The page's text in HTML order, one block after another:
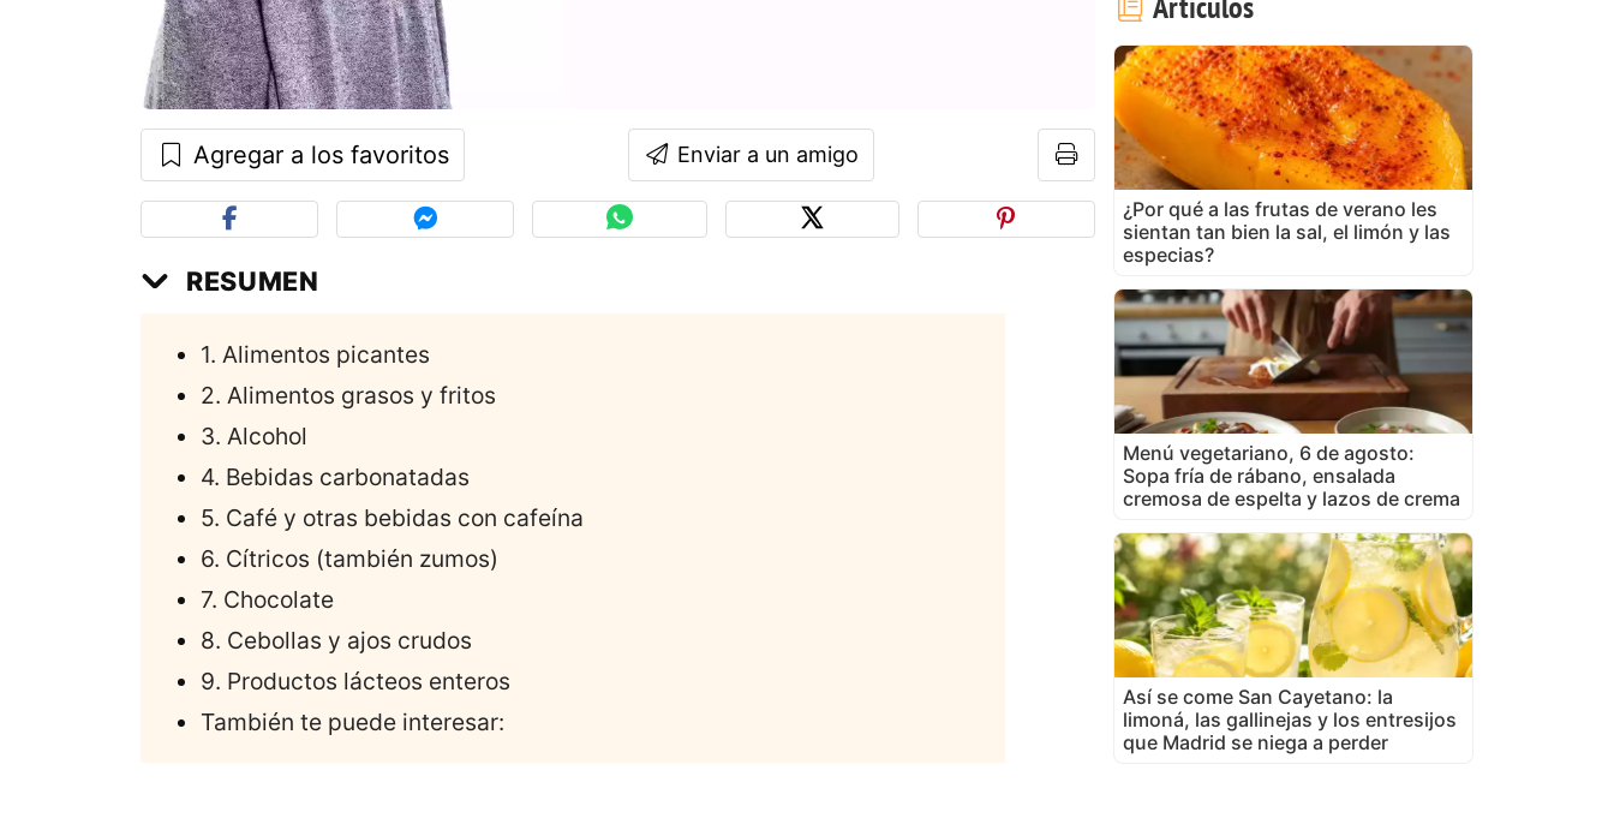
Agregar a los favoritos Enviar a un amigo
RESUMEN
1. Alimentos picantes
2. Alimentos grasos y fritos
3. Alcohol
4. Bebidas carbonatadas
5. Café y otras bebidas con cafeína
6. Cítricos (también zumos)
7. Chocolate
8. Cebollas y ajos crudos
9. Productos lácteos enteros
También te puede interesar:
¿Por qué a las frutas de verano les
sientan tan bien la sal, el limón y las
especias?
Menú vegetariano, 6 de agosto:
Sopa fría de rábano, ensalada
cremosa de espelta y lazos de crema
Así se come San Cayetano: la
limoná, las gallinejas y los entresijos
que Madrid se niega a perder